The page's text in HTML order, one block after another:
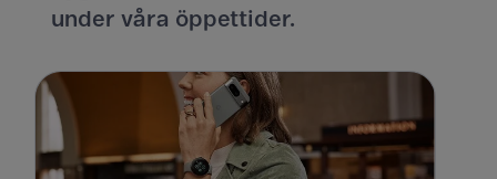
under våra öppettider.